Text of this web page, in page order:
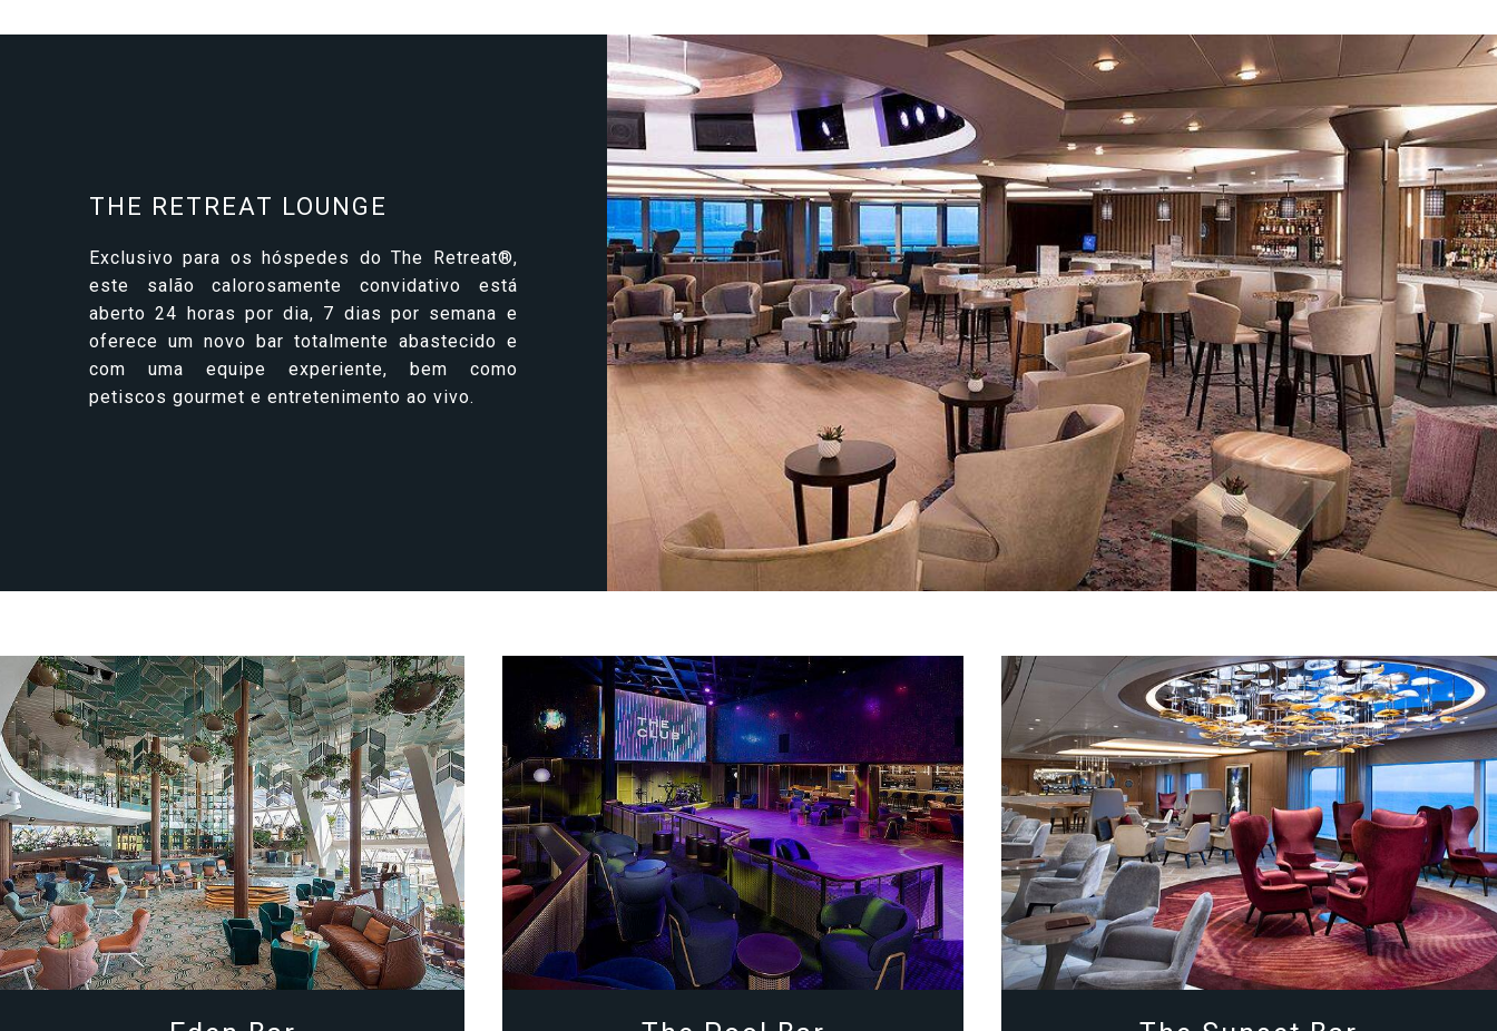
THE RETREAT LOUNGE
Exclusivo para os hóspedes do The Retreat®,
este salão calorosamente convidativo está
aberto 24 horas por dia, 7 dias por semana e
oferece um novo bar totalmente abastecido e
com uma equipe experiente, bem como
petiscos gourmet e entretenimento ao vivo.